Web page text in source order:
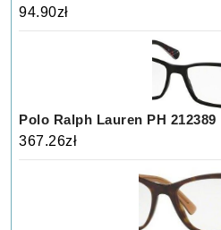
94.90zł
Polo Ralph Lauren PH 212389
367.26zł